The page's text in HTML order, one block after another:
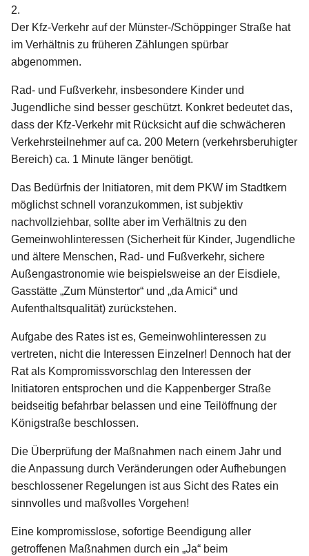
2.
Der Kfz-Verkehr auf der Münster-/Schöppinger Straße hat
im Verhältnis zu früheren Zählungen spürbar
abgenommen.
Rad- und Fußverkehr, insbesondere Kinder und
Jugendliche sind besser geschützt. Konkret bedeutet das,
dass der Kfz-Verkehr mit Rücksicht auf die schwächeren
Verkehrsteilnehmer auf ca. 200 Metern (verkehrsberuhigter
Bereich) ca. 1 Minute länger benötigt.
Das Bedürfnis der Initiatoren, mit dem PKW im Stadtkern
möglichst schnell voranzukommen, ist subjektiv
nachvollziehbar, sollte aber im Verhältnis zu den
Gemeinwohlinteressen (Sicherheit für Kinder, Jugendliche
und ältere Menschen, Rad- und Fußverkehr, sichere
Außengastronomie wie beispielsweise an der Eisdiele,
Gasstätte „Zum Münstertor“ und „da Amici“ und
Aufenthaltsqualität) zurückstehen.
Aufgabe des Rates ist es, Gemeinwohlinteressen zu
vertreten, nicht die Interessen Einzelner! Dennoch hat der
Rat als Kompromissvorschlag den Interessen der
Initiatoren entsprochen und die Kappenberger Straße
beidseitig befahrbar belassen und eine Teilöffnung der
Königstraße beschlossen.
Die Überprüfung der Maßnahmen nach einem Jahr und
die Anpassung durch Veränderungen oder Aufhebungen
beschlossener Regelungen ist aus Sicht des Rates ein
sinnvolles und maßvolles Vorgehen!
Eine kompromisslose, sofortige Beendigung aller
getroffenen Maßnahmen durch ein „Ja“ beim